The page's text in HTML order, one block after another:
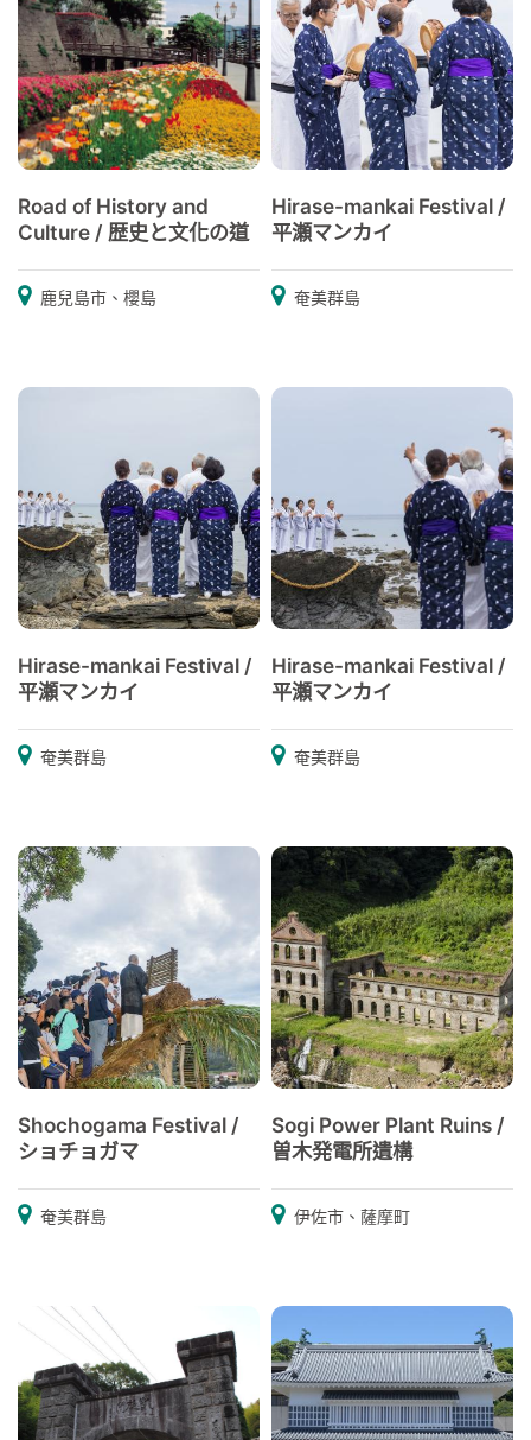
Road of History and
Culture / 歴史と文化の道
鹿兒島市、櫻島
Hirase-mankai Festival /
平瀬マンカイ
奄美群島
Hirase-mankai Festival /
平瀬マンカイ
奄美群島
Hirase-mankai Festival /
平瀬マンカイ
奄美群島
Shochogama Festival /
ショチョガマ
奄美群島
Sogi Power Plant Ruins /
曽木発電所遺構
伊佐市、薩摩町